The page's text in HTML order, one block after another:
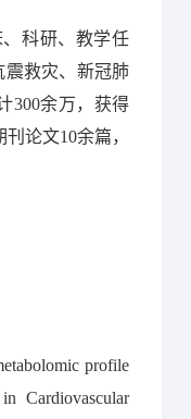
科研、教学任
震救灾、新冠肺
300余万，获得
论文10余篇，
profile
Cardiovascular